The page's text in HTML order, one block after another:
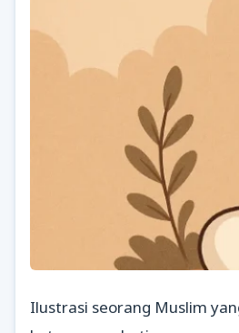
Ilustrasi seorang Muslim